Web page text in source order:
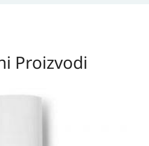
Proizvodi